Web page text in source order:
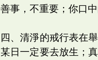
善事，不重要；你口
四、清淨的戒行表在
某日一定要去放生；